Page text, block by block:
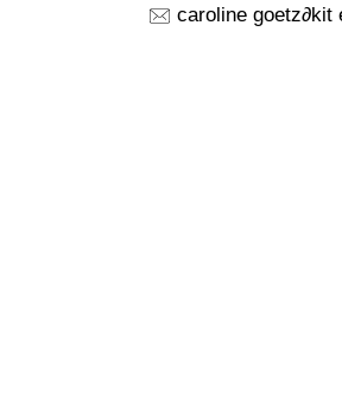
caroline goetz∂kit